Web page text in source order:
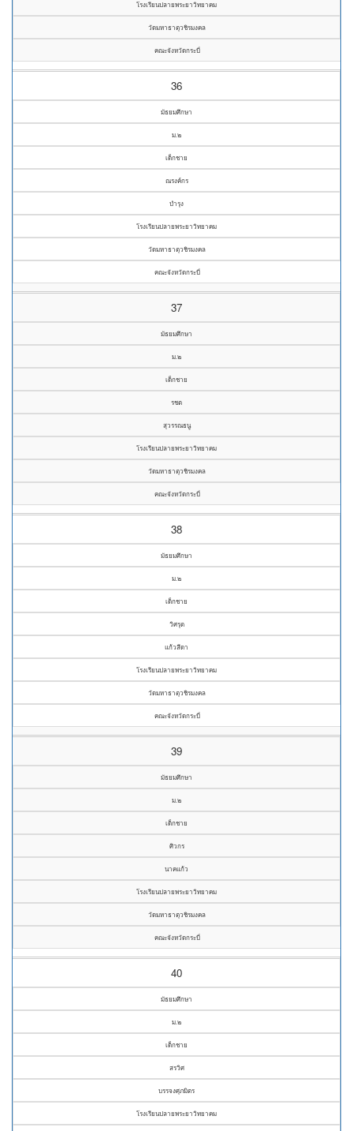
โรงเรียนปลายพระยาวิทยาคม
วัดมหาธาตุวชิรมงคล
คณะจังหวัดกระบี่
36
มัธยมศึกษา
ม.๒
เด็กชาย
ณรงค์กร
บำรุง
โรงเรียนปลายพระยาวิทยาคม
วัดมหาธาตุวชิรมงคล
คณะจังหวัดกระบี่
37
มัธยมศึกษา
ม.๒
เด็กชาย
รชต
สุวรรณธนู
โรงเรียนปลายพระยาวิทยาคม
วัดมหาธาตุวชิรมงคล
คณะจังหวัดกระบี่
38
มัธยมศึกษา
ม.๒
เด็กชาย
วิศรุต
แก้วสีดา
โรงเรียนปลายพระยาวิทยาคม
วัดมหาธาตุวชิรมงคล
คณะจังหวัดกระบี่
39
มัธยมศึกษา
ม.๒
เด็กชาย
ศิวกร
นาคแก้ว
โรงเรียนปลายพระยาวิทยาคม
วัดมหาธาตุวชิรมงคล
คณะจังหวัดกระบี่
40
มัธยมศึกษา
ม.๒
เด็กชาย
สรวิศ
บรรจงศุภมิตร
โรงเรียนปลายพระยาวิทยาคม